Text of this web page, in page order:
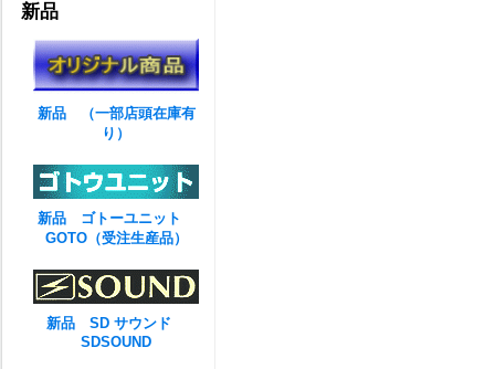
新品
新品 （一部店頭在庫有
り）
新品 ゴトーユニット
GOTO（受注生産品）
新品 SD サウンド
SDSOUND